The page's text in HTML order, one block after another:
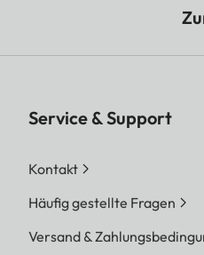
Service & Support
Kontakt
Häufig gestellte Fragen
Versand &